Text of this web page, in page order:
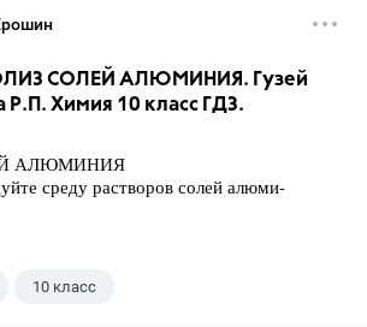
СОЛЕЙ АЛЮМИНИЯ. Гузей
Р.П. Химия 10 класс ГДЗ.
АЛЮМИНИЯ
среду растворов солей алюми-
10 класс